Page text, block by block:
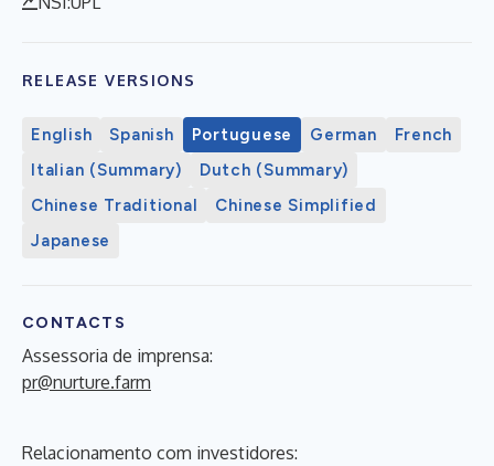
RELEASE VERSIONS
English Spanish Portuguese German
French
Italian (Summary)
Dutch (Summary)
Chinese Traditional
Chinese Simplified
Japanese
CONTACTS
Assessoria de imprensa:
pr@nurture.farm
Relacionamento com investidores: